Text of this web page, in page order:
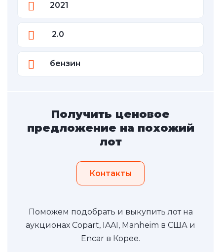
2021
2.0
бензин
Получить ценовое
предложение на похожий
лот
Контакты
Поможем подобрать и выкупить лот на
аукционах Copart, IAAI, Manheim в США и
Encar в Корее.